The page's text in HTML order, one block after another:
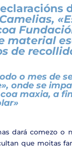
material
de
o mes de
onde se
maxia, a
dará comezo
que moitas